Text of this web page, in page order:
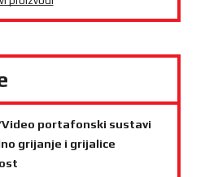
portafonski sustavi
grijanje i grijalice